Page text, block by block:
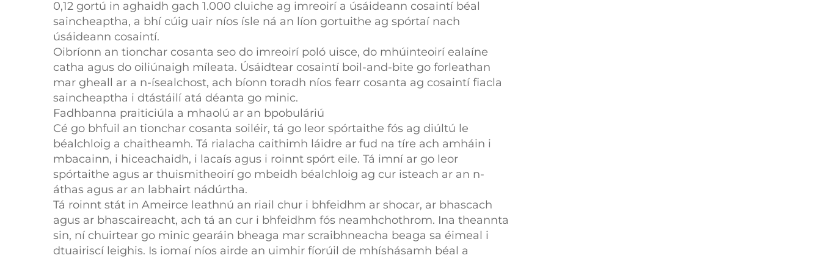
0,12 gortú in aghaidh gach 1.000 cluiche ag imreoirí a úsáideann cosaintí béal
saincheaptha, a bhí cúig uair níos ísle ná an líon gortuithe ag spórtaí nach
úsáideann cosaintí.
Oibríonn an tionchar cosanta seo do imreoirí poló uisce, do mhúinteoirí ealaíne
catha agus do oiliúnaigh míleata. Úsáidtear cosaintí boil-and-bite go forleathan
mar gheall ar a n-ísealchost, ach bíonn toradh níos fearr cosanta ag cosaintí fiacla
saincheaptha i dtástáilí atá déanta go minic.
Fadhbanna praiticiúla a mhaolú ar an bpobuláriú
Cé go bhfuil an tionchar cosanta soiléir, tá go leor spórtaithe fós ag diúltú le
béalchloig a chaitheamh. Tá rialacha caithimh láidre ar fud na tíre ach amháin i
mbacainn, i hiceachaidh, i lacaís agus i roinnt spórt eile. Tá imní ar go leor
spórtaithe agus ar thuismitheoirí go mbeidh béalchloig ag cur isteach ar an n-
áthas agus ar an labhairt nádúrtha.
Tá roinnt stát in Ameirce leathnú an riail chur i bhfeidhm ar shocar, ar bhascach
agus ar bhascaireacht, ach tá an cur i bhfeidhm fós neamhchothrom. Ina theannta
sin, ní chuirtear go minic gearáin bheaga mar scraibhneacha beaga sa éimeal i
dtuairiscí leighis. Is iomaí níos airde an uimhir fíorúil de mhíshásamh béal a